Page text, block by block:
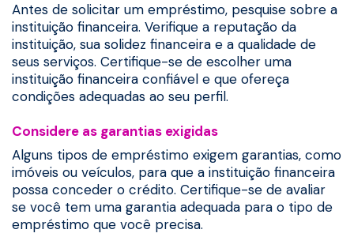
Antes de solicitar um empréstimo, pesquise sobre a
instituição financeira. Verifique a reputação da
instituição, sua solidez financeira e a qualidade de
seus serviços. Certifique-se de escolher uma
instituição financeira confiável e que ofereça
condições adequadas ao seu perfil.
Considere as garantias exigidas
Alguns tipos de empréstimo exigem garantias, como
imóveis ou veículos, para que a instituição financeira
possa conceder o crédito. Certifique-se de avaliar
se você tem uma garantia adequada para o tipo de
empréstimo que você precisa.